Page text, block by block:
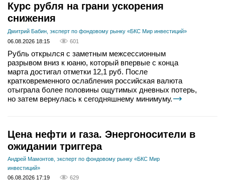
Курс рубля на грани ускорения
снижения
Дмитрий Бабин, эксперт по фондовому рынку «БКС Мир инвестиций»
06.08.2026 18:15
601
Рубль открылся с заметным межсессионным
разрывом вниз к юаню, который впервые с конца
марта достигал отметки 12,1 руб. После
кратковременного ослабления российская валюта
отыграла более половины ощутимых дневных потерь,
но затем вернулась к сегодняшнему минимуму.
Цена нефти и газа. Энергоносители в
ожидании триггера
Андрей Мамонтов, эксперт по фондовому рынку «БКС Мир
инвестиций»
06.08.2026 17:19
629